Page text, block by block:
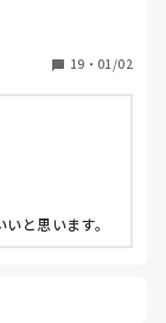
先生がほとん
19 ・ 01/02
と思います。